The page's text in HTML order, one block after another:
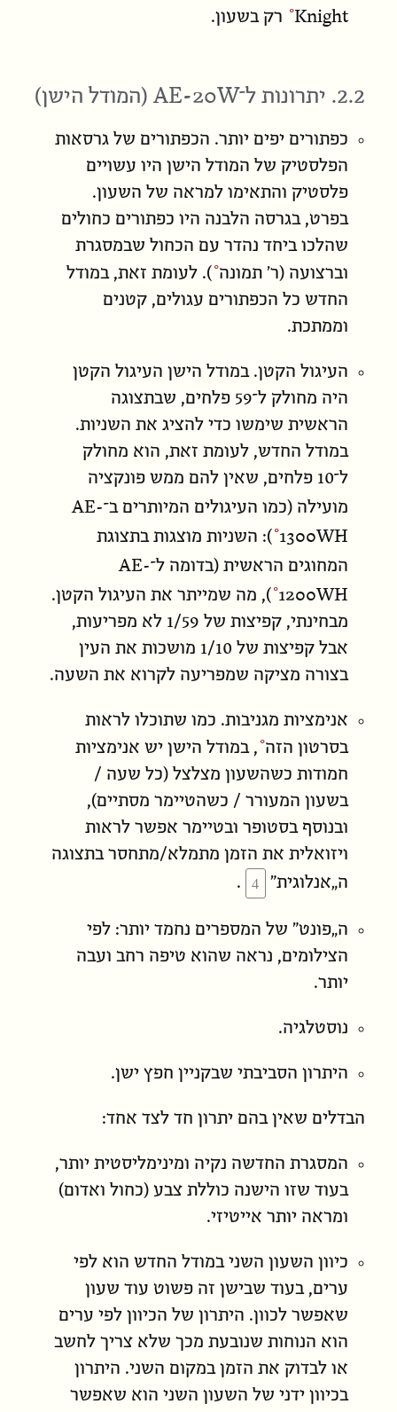
Knight
רק בשעון.
2.2. יתרונות ל־ AE-20W(המודל הישן)
כפתורים יפים יותר. הכפתורים של גרסאות
הפלסטיק של המודל הישן היו עשויים
פלסטיק והתאימו למראה של השעון.
בפרט, בגרסה הלבנה היו כפתורים כחולים
שהלכו ביחד נהדר עם הכחול שבמסגרת
וברצועה (ר׳ תמונה ). לעומת זאת, במודל
החדש כל הכפתורים עגולים, קטנים
וממתכת.
העיגול הקטן. במודל הישן העיגול הקטן
היה מחולק ל־59 פלחים, שבתצוגה
הראשית שימשו כדי להציג את השניות.
במודל החדש, לעומת זאת, הוא מחולק
ל־10 פלחים, שאין להם ממש פונקציה
מועילה (כמו העיגולים המיותרים ב־AE-
1300WH ): השניות מוצגות בתצוגת
המחוגים הראשית (בדומה ל־AE-
1200WH ), מה שמייתר את העיגול הקטן.
מבחינתי, קפיצות של 1/59 לא מפריעות,
אבל קפיצות של 1/10 מושכות את העין
בצורה מציקה שמפריעה לקרוא את השעה.
אנימציות מגניבות. כמו שתוכלו לראות
בסרטון הזה , במודל הישן יש אנימציות
חמודות כשהשעון מצלצל (כל שעה /
בשעון המעורר / כשהטיימר מסתיים),
ובנוסף בסטופר ובטיימר אפשר לראות
ויזואלית את הזמן מתמלא/מתחסר בתצוגה
ה„אנלוגית”
.
ה„פונט” של המספרים נחמד יותר: לפי
הצילומים, נראה שהוא טיפה רחב ועבה
יותר.
נוסטלגיה.
היתרון הסביבתי שבקניין חפץ ישן.
הבדלים שאין בהם יתרון חד לצד אחד:
המסגרת החדשה נקיה ומינימליסטית יותר,
בעוד שזו הישנה כוללת צבע (כחול ואדום)
ומראה יותר אייטיזי.
כיוון השעון השני במודל החדש הוא לפי
ערים, בעוד שבישן זה פשוט עוד שעון
שאפשר לכוון. היתרון של הכיוון לפי ערים
הוא הנוחות שנובעת מכך שלא צריך לחשב
או לבדוק את הזמן במקום השני. היתרון
בכיוון ידני של השעון השני הוא שאפשר